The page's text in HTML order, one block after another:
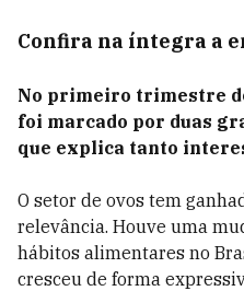
Confira na íntegra a
No primeiro trimestre
foi marcado por duas
que explica tanto
O setor de ovos tem
relevância. Houve uma
hábitos alimentares no
cresceu de forma